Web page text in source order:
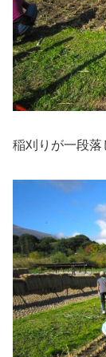
稲刈りが一段落